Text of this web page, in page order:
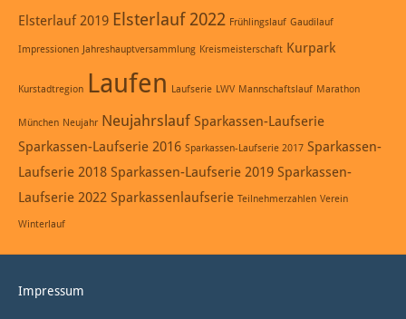
Elsterlauf 2019 Elsterlauf 2022 Frühlingslauf Gaudilauf
Impressionen Jahreshauptversammlung Kreismeisterschaft Kurpark
Kurstadtregion Laufen Laufserie LWV Mannschaftslauf Marathon
München Neujahr Neujahrslauf Sparkassen-Laufserie
Sparkassen-Laufserie 2016 Sparkassen-Laufserie 2017 Sparkassen-
Laufserie 2018 Sparkassen-Laufserie 2019 Sparkassen-
Laufserie 2022 Sparkassenlaufserie Teilnehmerzahlen Verein
Winterlauf
Impressum